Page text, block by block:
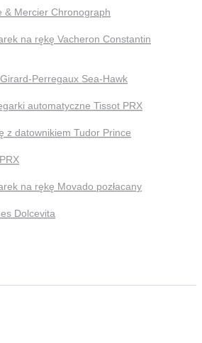
& Mercier Chronograph
na rękę Vacheron Constantin
Perregaux Sea-Hawk
automatyczne Tissot PRX
z datownikiem Tudor Prince
na rękę Movado pozłacany
Dolcevita